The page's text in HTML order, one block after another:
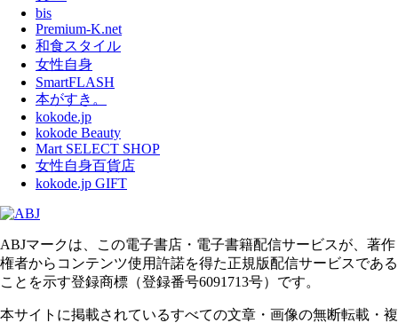
bis
Premium-K.net
和食スタイル
女性自身
SmartFLASH
本がすき。
kokode.jp
kokode Beauty
Mart SELECT SHOP
女性自身百貨店
kokode.jp GIFT
ABJマークは、この電子書店・電子書籍配信サービスが、著作
権者からコンテンツ使用許諾を得た正規版配信サービスである
ことを示す登録商標（登録番号6091713号）です。
本サイトに掲載されているすべての文章・画像の無断転載・複